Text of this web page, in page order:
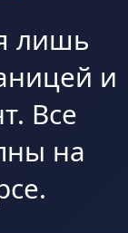
лишь
и
Все
на